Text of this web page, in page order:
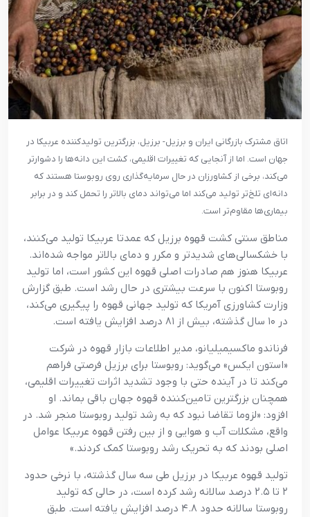
اتاق مشترک بازرگانی ایران و برزیل- برزیل، بزرگترین تولیدکننده عربیکا در
جهان است. اما از آنجایی که تغییرات اقلیمی، کشت این دانه‌ها را دشوارتر
می‌کند، برخی از کشاورزان در حال سرمایه‌گذاری روی روبوستا هستند که
دانه‌ای تلخ‌تر تولید می‌کند اما می‌تواند دمای بالاتر را تحمل کند و در برابر
بیماری‌ها مقاوم‌تر است.
مناطق سنتی کشت قهوه برزیل که عمدتا عربیکا تولید می‌کنند،
با خشکسالی‌های شدیدتر و مکرر و دمای بالاتر مواجه شده‌اند.
عربیکا هنوز هم صادرات اصلی قهوه این کشور است، اما تولید
روبوستا اکنون با سرعت بیشتری در حال رشد است. طبق گزارش
وزارت کشاورزی آمریکا که تولید جهانی قهوه را پیگیری می‌کند،
در ۱۰ سال گذشته، بیش از ۸۱ درصد افزایش یافته است.
فرناندو ماکسیمیلیانو، مدیر اطلاعات بازار قهوه در شرکت
«استون ایکس» می‌گوید: روبوستا برای برزیل فرصتی فراهم
می‌کند تا در آینده حتی با وجود تشدید اثرات تغییرات اقلیمی،
همچنان بزرگترین تامین‌کننده قهوه جهان باقی بماند. او
افزود: «لزوما تقاضا نبود که به رشد تولید روبوستا منجر شد. در
واقع، مشکلات آب و هوایی و از بین رفتن قهوه عربیکا عوامل
اصلی بودند که به تحریک رشد روبوستا کمک کردند.»
تولید قهوه عربیکا در برزیل طی سه سال گذشته، با نرخی حدود
۲ تا ۲.۵ درصد سالانه رشد کرده است، در حالی که تولید
روبوستا سالانه حدود ۴.۸ درصد افزایش یافته است. طبق